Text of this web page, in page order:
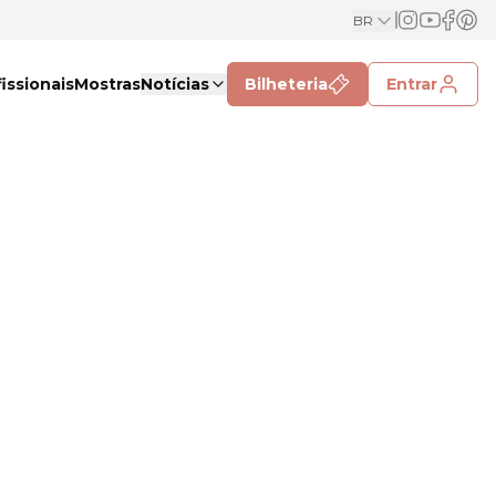
BR
MostrasNotícias Bilheteria Entrar